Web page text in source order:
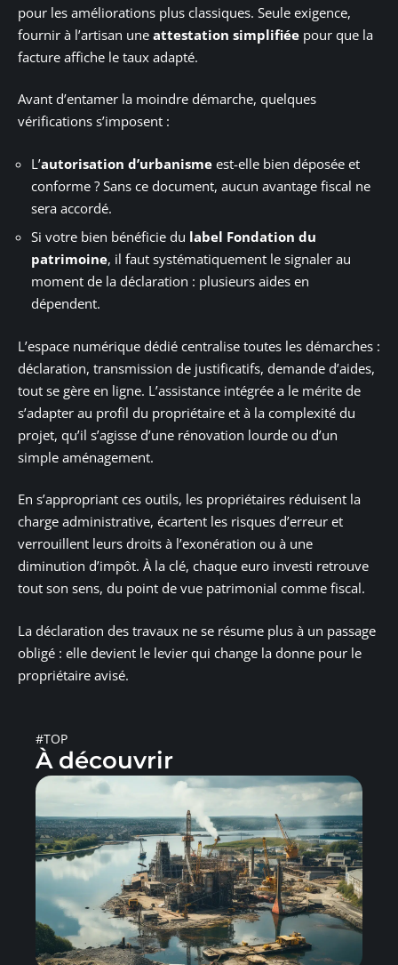
pour les améliorations plus classiques. Seule exigence,
fournir à l’artisan une attestation simplifiée pour que la
facture affiche le taux adapté.
Avant d’entamer la moindre démarche, quelques
vérifications s’imposent :
L’autorisation d’urbanisme est-elle bien déposée et
conforme ? Sans ce document, aucun avantage fiscal ne
sera accordé.
Si votre bien bénéficie du label Fondation du
patrimoine, il faut systématiquement le signaler au
moment de la déclaration : plusieurs aides en
dépendent.
L’espace numérique dédié centralise toutes les démarches :
déclaration, transmission de justificatifs, demande d’aides,
tout se gère en ligne. L’assistance intégrée a le mérite de
s’adapter au profil du propriétaire et à la complexité du
projet, qu’il s’agisse d’une rénovation lourde ou d’un
simple aménagement.
En s’appropriant ces outils, les propriétaires réduisent la
charge administrative, écartent les risques d’erreur et
verrouillent leurs droits à l’exonération ou à une
diminution d’impôt. À la clé, chaque euro investi retrouve
tout son sens, du point de vue patrimonial comme fiscal.
La déclaration des travaux ne se résume plus à un passage
obligé : elle devient le levier qui change la donne pour le
propriétaire avisé.
#TOP
À découvrir